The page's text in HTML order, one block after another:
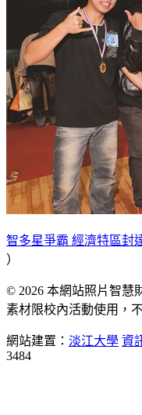
智多星爭霸 經濟特區封
）
© 2026 本網站照片智慧
素材限校內活動使用，
網站建置： 淡江大學 資
3484